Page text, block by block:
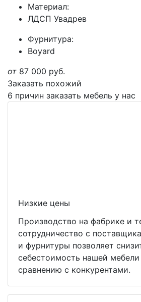
Материал:
ЛДСП Увадрев
Фурнитура:
Boyard
от 87 000 руб.
Заказать похожий
6 причин заказать мебель у нас
Низкие цены
Производство на фабрике и
сотрудничество с
и фурнитуры позволяет
себестоимость нашей
сравнению с конкурентами.